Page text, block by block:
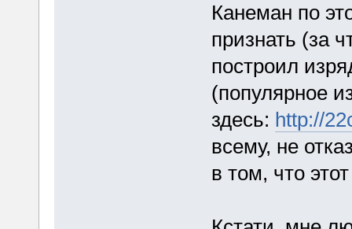
Канеман по
признать (за
построил
(популярное
здесь: http://
всему, не
в том, что